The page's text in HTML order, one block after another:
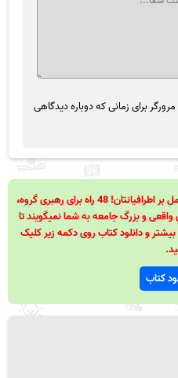
برای زمانی که دوباره دیدگاهی
48 قانون قدرت! 48 فرمول برای تسلط کامل بر اطرافیانتان! 48 راه برای رهبری گروه،
قانون که رهبران واقعی و بزرگ جامعه به شما نمیگویند تا
و دانلود کتاب روی دکمه زیر کلیک
کتاب